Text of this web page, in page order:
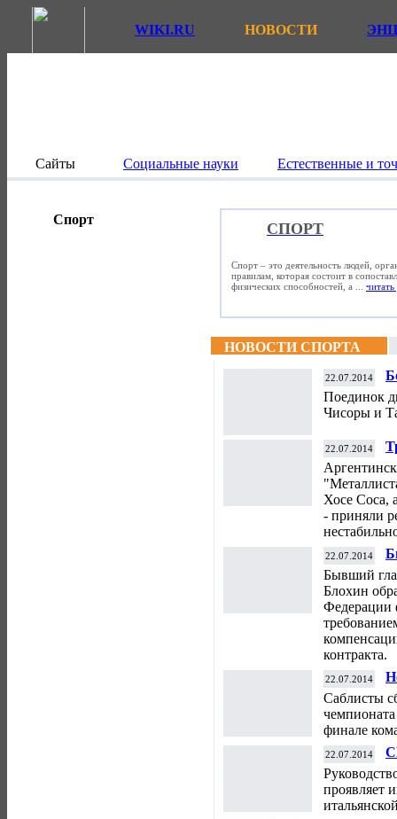
WIKI.RU НОВОСТИ
Сайты Социальные науки Естественные и
Спорт
СПОРТ
Спорт – это деятельность людей,
правилам, которая состоит в
физических способностей, а ... читать
НОВОСТИ СПОРТА
22.07.2014
Поединок
Чисоры и
22.07.2014
Хосе Соса,
- приняли
22.07.2014
Бывший
Блохин
контракта.
22.07.2014
Саблисты
финале
22.07.2014
проявляет